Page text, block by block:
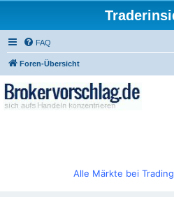
FAQ
Foren-Übersicht
Alle Märkte bei